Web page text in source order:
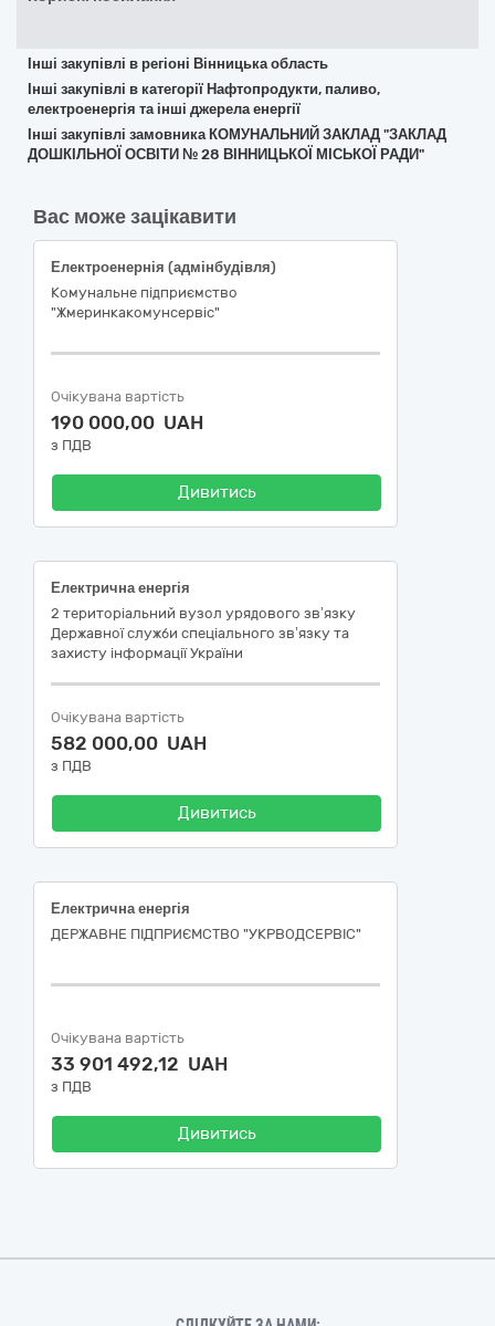
Інші закупівлі в регіоні Вінницька область
Інші закупівлі в категорії Нафтопродукти, паливо,
електроенергія та інші джерела енергії
Інші закупівлі замовника КОМУНАЛЬНИЙ ЗАКЛАД "ЗАКЛАД
ДОШКІЛЬНОЇ ОСВІТИ № 28 ВІННИЦЬКОЇ МІСЬКОЇ РАДИ"
Вас може зацікавити
Електроенернія (адмінбудівля)
Комунальне підприємство
"Жмеринкакомунсервіс"
Очікувана вартість
190 000,00 UAH
з ПДВ
Дивитись
Електрична енергія
2 територіальний вузол урядового зв’язку
Державної служби спеціального зв’язку та
захисту інформації України
Очікувана вартість
582 000,00 UAH
з ПДВ
Дивитись
Електрична енергія
ДЕРЖАВНЕ ПІДПРИЄМСТВО "УКРВОДСЕРВІС"
Очікувана вартість
33 901 492,12 UAH
з ПДВ
Дивитись